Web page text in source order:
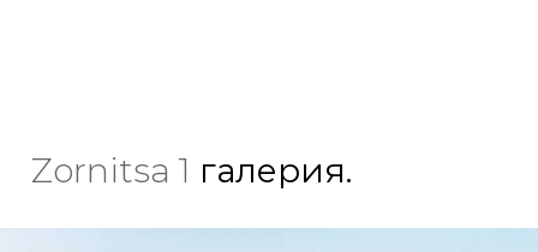
Zornitsa 1 галерия.